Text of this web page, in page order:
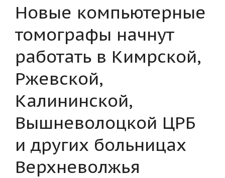
Новые компьютерные
томографы начнут
работать в Кимрской,
Ржевской,
Калининской,
Вышневолоцкой ЦРБ
и других больницах
Верхневолжья